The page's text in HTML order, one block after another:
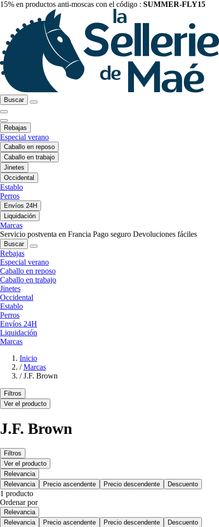
15% en productos anti-moscas con el código : SUMMER-FLY15
Buscar
Rebajas
Especial verano
Caballo en reposo
Caballo en trabajo
Jinetes
Occidental
Establo
Perros
Envíos 24H
Liquidación
Marcas
Servicio postventa en Francia Pago seguro Devoluciones fáciles
Buscar
Rebajas
Especial verano
Caballo en reposo
Caballo en trabajo
Jinetes
Occidental
Establo
Perros
Envíos 24H
Liquidación
Marcas
Inicio
/ Marcas
/ J.F. Brown
Filtros
Ver el producto
J.F. Brown
Filtros
Ver el producto
Relevancia
Relevancia
Precio ascendente Precio descendente Descuento
1 producto
Ordenar por
Relevancia
Relevancia
Precio ascendente Precio descendente Descuento